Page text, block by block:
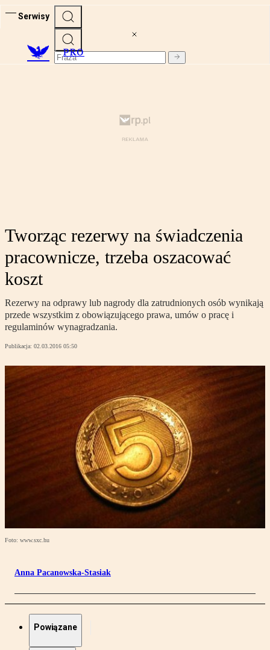
Serwisy
PRO
Tworząc rezerwy na świadczenia
pracownicze, trzeba oszacować
koszt
Rezerwy na odprawy lub nagrody dla zatrudnionych osób wynikają
przede wszystkim z obowiązującego prawa, umów o pracę i
regulaminów wynagradzania.
Publikacja: 02.03.2016 05:50
Foto: www.sxc.hu
Anna Pacanowska-Stasiak
Powiązane